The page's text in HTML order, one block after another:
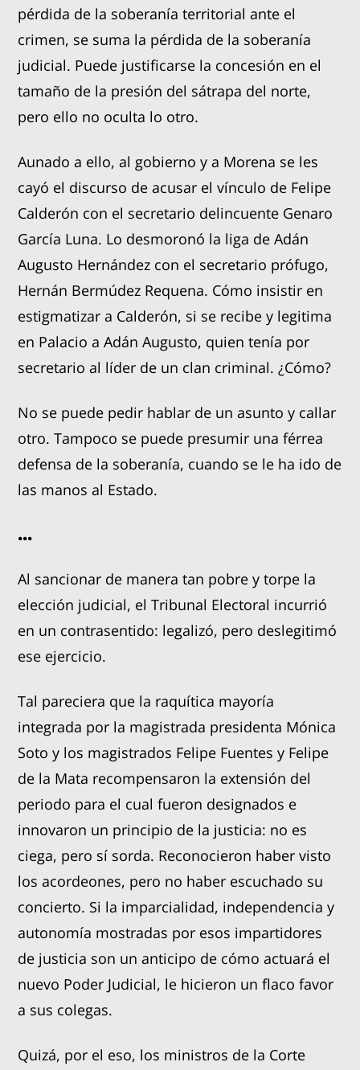
pérdida de la soberanía territorial ante el
crimen, se suma la pérdida de la soberanía
judicial. Puede justificarse la concesión en el
tamaño de la presión del sátrapa del norte,
pero ello no oculta lo otro.
Aunado a ello, al gobierno y a Morena se les
cayó el discurso de acusar el vínculo de Felipe
Calderón con el secretario delincuente Genaro
García Luna. Lo desmoronó la liga de Adán
Augusto Hernández con el secretario prófugo,
Hernán Bermúdez Requena. Cómo insistir en
estigmatizar a Calderón, si se recibe y legitima
en Palacio a Adán Augusto, quien tenía por
secretario al líder de un clan criminal. ¿Cómo?
No se puede pedir hablar de un asunto y callar
otro. Tampoco se puede presumir una férrea
defensa de la soberanía, cuando se le ha ido de
las manos al Estado.
...
Al sancionar de manera tan pobre y torpe la
elección judicial, el Tribunal Electoral incurrió
en un contrasentido: legalizó, pero deslegitimó
ese ejercicio.
Tal pareciera que la raquítica mayoría
integrada por la magistrada presidenta Mónica
Soto y los magistrados Felipe Fuentes y Felipe
de la Mata recompensaron la extensión del
periodo para el cual fueron designados e
innovaron un principio de la justicia: no es
ciega, pero sí sorda. Reconocieron haber visto
los acordeones, pero no haber escuchado su
concierto. Si la imparcialidad, independencia y
autonomía mostradas por esos impartidores
de justicia son un anticipo de cómo actuará el
nuevo Poder Judicial, le hicieron un flaco favor
a sus colegas.
Quizá, por el eso, los ministros de la Corte